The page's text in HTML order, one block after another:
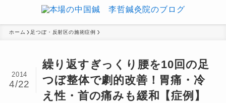
ホーム 足つぼ・反射区の施術症例
繰り返すぎっくり腰を10回の足
つぼ整体で劇的改善！胃痛・冷
え性・首の痛みも緩和【症例】
2014
4/22